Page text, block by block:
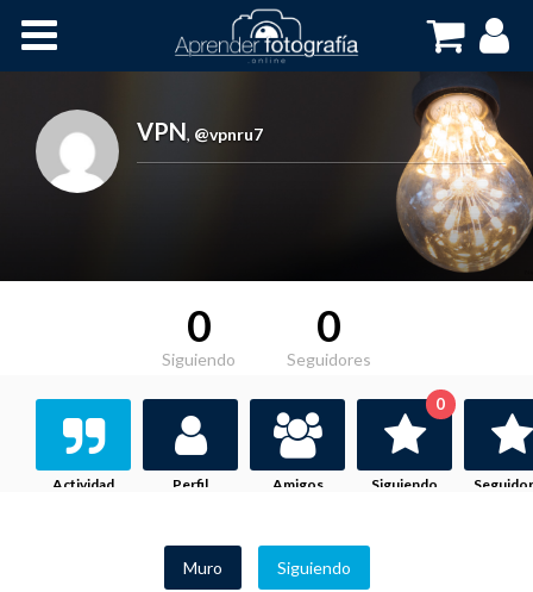
Cursos OnLine
VPN, @vpnru7
0
Siguiendo
0
Seguidores
Actividad Perfil Amigos Siguiendo
0
Muro Siguiendo